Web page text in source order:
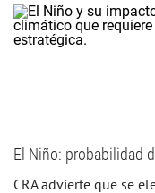
El Niño: probabilidad
CRA advierte que se